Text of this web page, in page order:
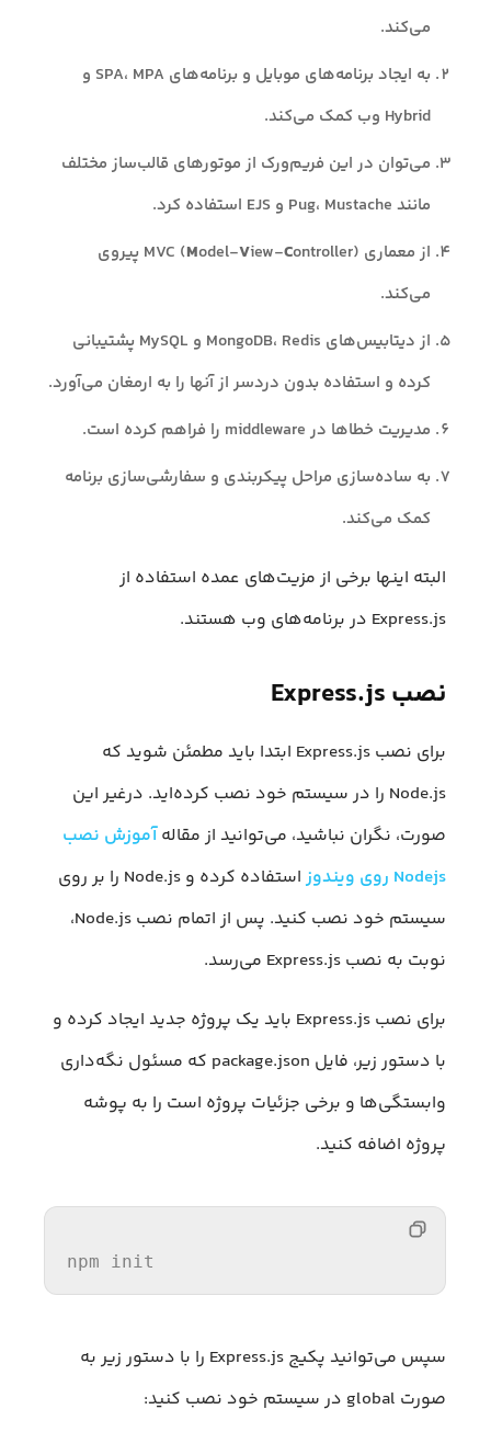
می‌کند.
به ایجاد برنامه‌های موبایل و برنامه‌های SPA، MPA و
Hybrid وب کمک می‌کند.
می‌توان در این فریم‌ورک از موتورهای قالب‌ساز مختلف
مانند Pug، Mustache و EJS استفاده کرد.
از معماری MVC (
Model-View-C
ontroller) پیروی
می‌کند.
از دیتابیس‌های MongoDB، Redis و MySQL پشتیبانی
کرده و استفاده بدون دردسر از آنها را به ارمغان می‌آورد.
مدیریت خطاها در middleware را فراهم کرده است.
به ساده‌سازی مراحل پیکربندی و سفارشی‌سازی برنامه
کمک می‌کند.
البته اینها برخی از مزیت‌های عمده استفاده از
Express.js در برنامه‌های وب هستند.
نصب Express.js
برای نصب Express.js ابتدا باید مطمئن شوید که
Node.js را در سیستم خود نصب کرده‌اید. درغیر این
صورت، نگران نباشید، می‌توانید از مقالهآموزش نصب
Nodejs روی ویندوز
استفاده کرده و Node.js را بر روی
سیستم خود نصب کنید. پس از اتمام نصب Node.js،
نوبت به نصب Express.js می‌رسد.
برای نصب Express.js باید یک پروژه جدید ایجاد کرده و
با دستور زیر، فایل package.json که مسئول نگه‌داری
وابستگی‌ها و برخی جزئیات پروژه است را به پوشه
پروژه اضافه کنید.
npm init
سپس می‌توانید پکیج Express.js را با دستور زیر به
صورت global در سیستم خود نصب کنید: